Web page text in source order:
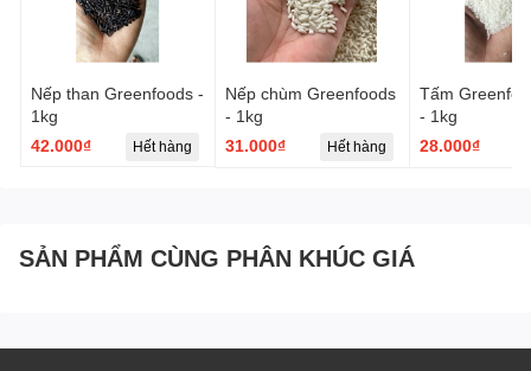
Nếp than Greenfoods -
1kg
42.000₫
Hết hàng
Nếp chùm Greenfoods
- 1kg
31.000₫
Hết hàng
Tấm
- 1kg
28.000₫
SẢN PHẨM CÙNG PHÂN KHÚC GIÁ